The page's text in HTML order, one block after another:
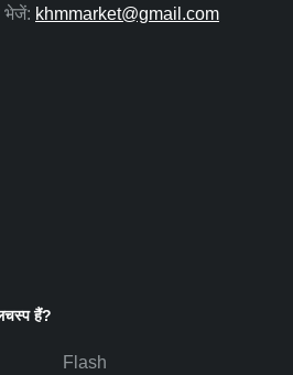
भेजें: khmmarket@gmail.com
हैं?
Flash